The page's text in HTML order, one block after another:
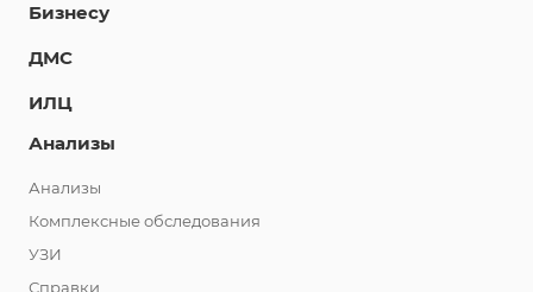
Бизнесу
ДМС
ИЛЦ
Анализы
Анализы
Комплексные обследования
УЗИ
Справки